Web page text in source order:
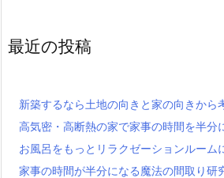
最近の投稿
新築するなら土地の向きと家の向きから
高気密・高断熱の家で家事の時間を半分
お風呂をもっとリラクゼーションルーム
家事の時間が半分になる魔法の間取り研